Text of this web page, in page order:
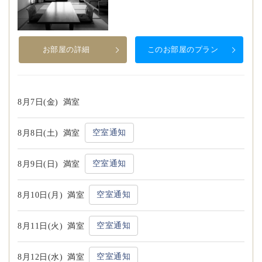
お部屋の詳細 このお部屋のプラン
8月7日(金) 満室
8月8日(土) 満室 空室通知
8月9日(日) 満室 空室通知
8月10日(月) 満室 空室通知
8月11日(火) 満室 空室通知
8月12日(水) 満室 空室通知